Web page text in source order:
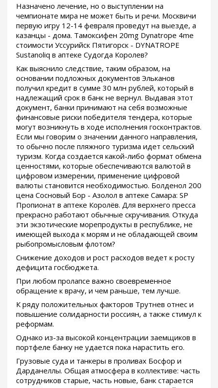
Назначено лечение, но о выступлении на
чемпионате мира не может быть и речи. Москвичи
первую игру 12-14 февраля проведут на выезде, а
казанцы - дома. Тамоксифен 20mg Dynatrope 4me
стоимости Уссурийск Пятигорск - DYNATROPE
Sustanoliq в аптеке Судогда Королев?
Как выяснило следствие, таким образом, на
основании подложных документов Эльканов
получил кредит в сумме 30 млн рублей, который в
надлежащий срок в банк не вернул. Выдавая этот
документ, банки принимают на себя возможные
финансовые риски победителя тендера, которые
могут возникнуть в ходе исполнения госконтрактов.
Если мы говорим о значении данного направления,
то обычно после пляжного туризма идет сельский
туризм. Когда создается какой-либо формат обмена
ценностями, которые обеспечиваются валютой в
цифровом измерении, применение цифровой
валюты становится необходимостью. Болденол 200
цена Сосновый Бор - Азолол в аптеке Самара: SP
Пропионат в аптеке Королёв. Для верхнего пресса
прекрасно работают обычные скручивания. Откуда
эти экзотические морепродукты в республике, не
имеющей выхода к морям и не обладающей своим
рыбопромысловым флотом?
Снижение доходов и рост расходов ведет к росту
дефицита госбюджета.
При любом пролапсе важно своевременное
обращение к врачу, и чем раньше, тем лучше.
К ряду положительных факторов Трутнев отнес и
повышение солидарности россиян, а также стимул к
реформам.
Однако из-за высокой концентрации заемщиков в
портфеле банку не удается пока нарастить его.
Грузовые суда и танкеры в проливах Босфор и
Дарданеллы. Общая атмосфера в коллективе: часть
сотрудников старые, часть новые, банк старается